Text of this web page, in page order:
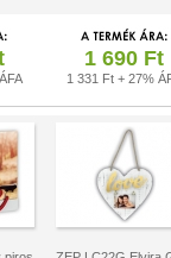
1 690 Ft
1 331 Ft + 27%